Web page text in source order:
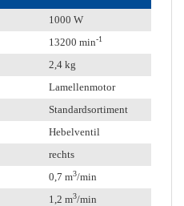
1000 W
13200 min-1
2,4 kg
Lamellenmotor
Standardsortiment
Hebelventil
rechts
0,7 m3/min
1,2 m3/min